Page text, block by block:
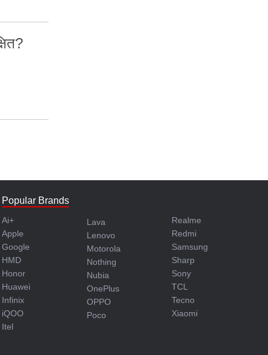
Popular Brands
Ai+
Apple
Google
HMD
Honor
Huawei
Infinix
iQOO
Itel
Lava
Lenovo
Motorola
Nothing
Nubia
OnePlus
OPPO
Poco
Realme
Redmi
Samsung
Sharp
Sony
TCL
Tecno
Xiaomi